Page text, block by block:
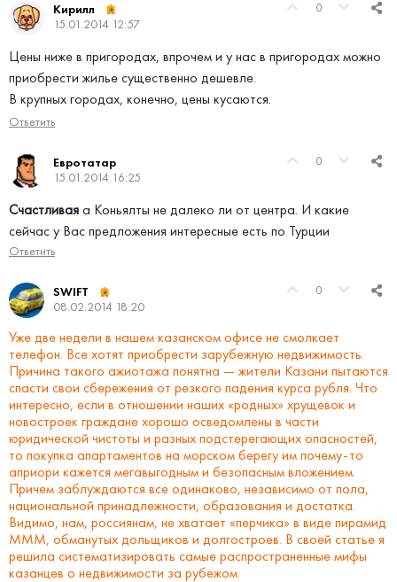
0
Кирилл
15.01.2014 12:57
Цены ниже в пригородах, впрочем и у нас в пригородах можно
приобрести жилье существенно дешевле.
В крупных городах, конечно, цены кусаются.
Ответить
0
Евротатар
15.01.2014 16:25
Счастливая а Коньялты не далеко ли от центра. И какие
сейчас у Вас предложения интересные есть по Турции
Ответить
0
SWIFT
08.02.2014 18:20
Уже две недели в нашем казанском офисе не смолкает
телефон. Все хотят приобрести зарубежную недвижимость.
Причина такого ажиотажа понятна — жители Казани пытаются
спасти свои сбережения от резкого падения курса рубля. Что
интересно, если в отношении наших «родных» хрущевок и
новостроек граждане хорошо осведомлены в части
юридической чистоты и разных подстерегающих опасностей,
то покупка апартаментов на морском берегу им почему-то
априори кажется мегавыгодным и безопасным вложением.
Причем заблуждаются все одинаково, независимо от пола,
национальной принадлежности, образования и достатка.
Видимо, нам, россиянам, не хватает «перчика» в виде пирамид
МММ, обманутых дольщиков и долгостроев. В своей статье я
решила систематизировать самые распространенные мифы
казанцев о недвижимости за рубежом.